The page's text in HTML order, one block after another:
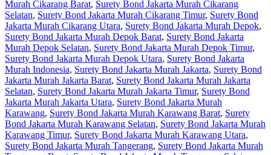
Murah Cikarang Barat, Surety Bond Jakarta Murah Cikarang
Selatan, Surety Bond Jakarta Murah Cikarang Timur, Surety Bond
Jakarta Murah Cikarang Utara, Surety Bond Jakarta Murah Depok,
Surety Bond Jakarta Murah Depok Barat, Surety Bond Jakarta
Murah Depok Selatan, Surety Bond Jakarta Murah Depok Timur,
Surety Bond Jakarta Murah Depok Utara, Surety Bond Jakarta
Murah Indonesia, Surety Bond Jakarta Murah Jakarta, Surety Bond
Jakarta Murah Jakarta Barat, Surety Bond Jakarta Murah Jakarta
Selatan, Surety Bond Jakarta Murah Jakarta Timur, Surety Bond
Jakarta Murah Jakarta Utara, Surety Bond Jakarta Murah
Karawang, Surety Bond Jakarta Murah Karawang Barat, Surety
Bond Jakarta Murah Karawang Selatan, Surety Bond Jakarta Murah
Karawang Timur, Surety Bond Jakarta Murah Karawang Utara,
Surety Bond Jakarta Murah Tangerang, Surety Bond Jakarta Murah